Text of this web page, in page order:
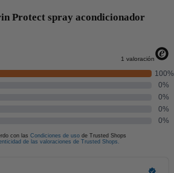
Protect spray acondicionador